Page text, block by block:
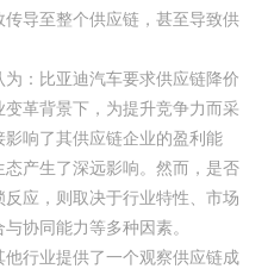
导至整个供应链，甚至导致供
：比亚迪汽车要求供应链降价
革背景下，为提升竞争力而采
响了其供应链企业的盈利能
产生了深远影响。然而，是否
应，则取决于行业特性、市场
协同能力等多种因素。
行业提供了一个观察供应链成